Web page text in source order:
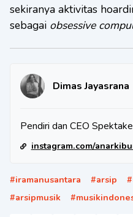
sekiranya aktivitas
sebagai obsessive
Dimas Jayasrana
Pendiri dan CEO
instagram.com/
#iramanusantara #arsip #
#arsipmusik #